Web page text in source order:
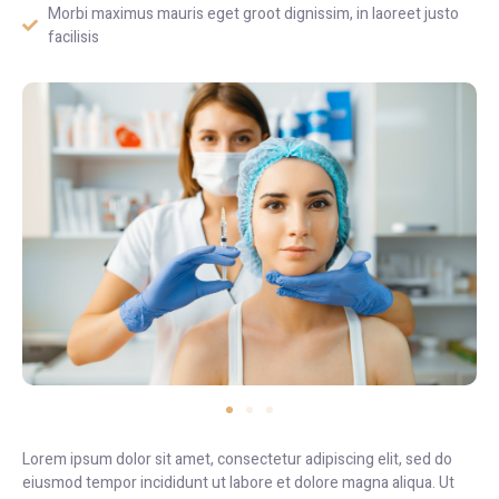
Morbi maximus mauris eget groot dignissim, in laoreet justo
facilisis
Lorem ipsum dolor sit amet, consectetur adipiscing elit, sed do
eiusmod tempor incididunt ut labore et dolore magna aliqua. Ut